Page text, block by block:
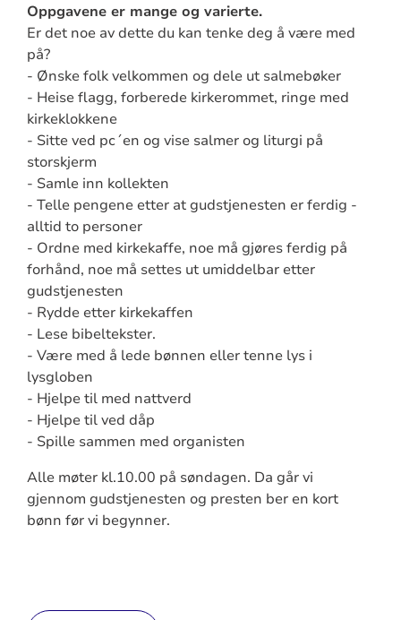
Oppgavene er mange og varierte.
Er det noe av dette du kan tenke deg å være med
på?
- Ønske folk velkommen og dele ut salmebøker
- Heise flagg, forberede kirkerommet, ringe med
kirkeklokkene
- Sitte ved pc´en og vise salmer og liturgi på
storskjerm
- Samle inn kollekten
- Telle pengene etter at gudstjenesten er ferdig -
alltid to personer
- Ordne med kirkekaffe, noe må gjøres ferdig på
forhånd, noe må settes ut umiddelbar etter
gudstjenesten
- Rydde etter kirkekaffen
- Lese bibeltekster.
- Være med å lede bønnen eller tenne lys i
lysgloben
- Hjelpe til med nattverd
- Hjelpe til ved dåp
- Spille sammen med organisten
Alle møter kl.10.00 på søndagen. Da går vi
gjennom gudstjenesten og presten ber en kort
bønn før vi begynner.